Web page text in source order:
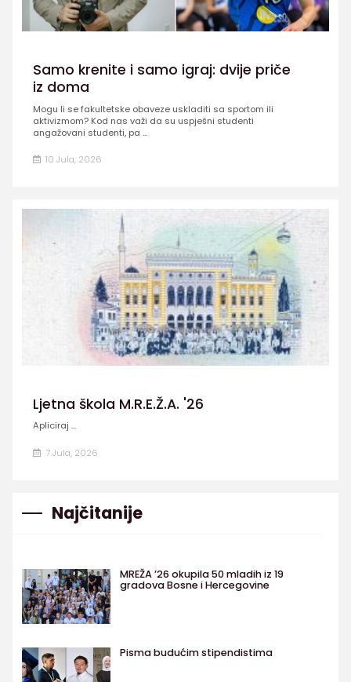
Samo krenite i samo igraj: dvije priče
iz doma
Mogu li se fakultetske obaveze uskladiti sa sportom ili
aktivizmom? Kod nas važi da su uspješni studenti
angažovani studenti, pa ...
10 Jula, 2026
Ljetna škola M.R.E.Ž.A. '26
Apliciraj ...
7 Jula, 2026
Najčitanije
MREŽA ’26 okupila 50 mladih iz 19
gradova Bosne i Hercegovine
Pisma budućim stipendistima